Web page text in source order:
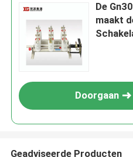
De
maakt
Doorgaan
Geadviseerde Producten